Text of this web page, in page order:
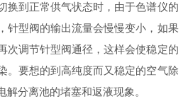
换到正常供气状态时，由于色谱仪的
针型阀的输出流量会慢慢变小，如果
次调节针型阀通径，这样会使稳定的
。要想的到高纯度而又稳定的空气除
分离池的堵塞和返液现象。